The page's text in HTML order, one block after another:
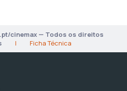
cinemax — Todos os direitos
| Ficha Técnica